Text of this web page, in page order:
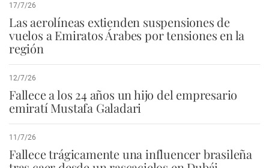
17/7/26
Las aerolíneas extienden suspensiones de
vuelos a Emiratos Árabes por tensiones en la
región
12/7/26
Fallece a los 24 años un hijo del empresario
emiratí Mustafa Galadari
11/7/26
Fallece trágicamente una influencer brasileña